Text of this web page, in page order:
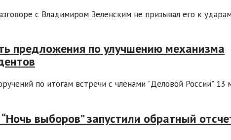
с Владимиром Зеленским не призывал его к
предложения по улучшению механизма
по итогам встречи с членами "Деловой России" 13
выборов” запустили обратный